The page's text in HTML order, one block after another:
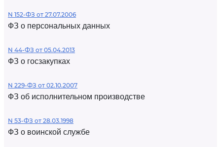
N 152-ФЗ от 27.07.2006
ФЗ о персональных данных
N 44-ФЗ от 05.04.2013
ФЗ о госзакупках
N 229-ФЗ от 02.10.2007
ФЗ об исполнительном производстве
N 53-ФЗ от 28.03.1998
ФЗ о воинской службе